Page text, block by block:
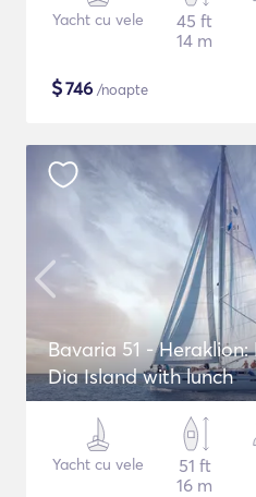
Yacht cu vele
45 ft
14 m
$746 /noapte
Bavaria 51 -
Dia Island with lunch
Yacht cu vele
51 ft
16 m